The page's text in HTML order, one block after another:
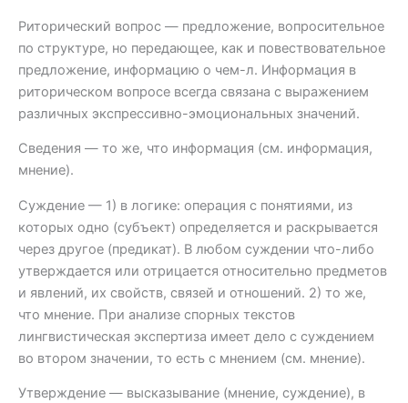
Риторический вопрос — предложение, вопросительное
по структуре, но передающее, как и повествовательное
предложение, информацию о чем-л. Информация в
риторическом вопросе всегда связана с выражением
различных экспрессивно-эмоциональных значений.
Сведения — то же, что информация (см. информация,
мнение).
Суждение — 1) в логике: операция с понятиями, из
которых одно (субъект) определяется и раскрывается
через другое (предикат). В любом суждении что-либо
утверждается или отрицается относительно предметов
и явлений, их свойств, связей и отношений. 2) то же,
что мнение. При анализе спорных текстов
лингвистическая экспертиза имеет дело с суждением
во втором значении, то есть с мнением (см. мнение).
Утверждение — высказывание (мнение, суждение), в